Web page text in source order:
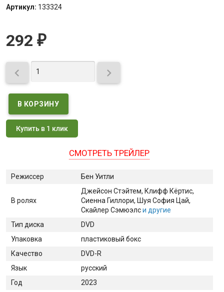
Артикул: 133324
292 ₽
 
Купить в 1 клик
СМОТРЕТЬ ТРЕЙЛЕР
Режиссер Бен Уитли
В ролях
Джейсон Стэйтем, Клифф Кёртис,
Сиенна Гиллори, Шуя София Цай,
Скайлер Сэмюэлси другие
Тип диска
DVD
Упаковка
пластиковый бокс
Качество
DVD-R
Язык
русский
Год
2023